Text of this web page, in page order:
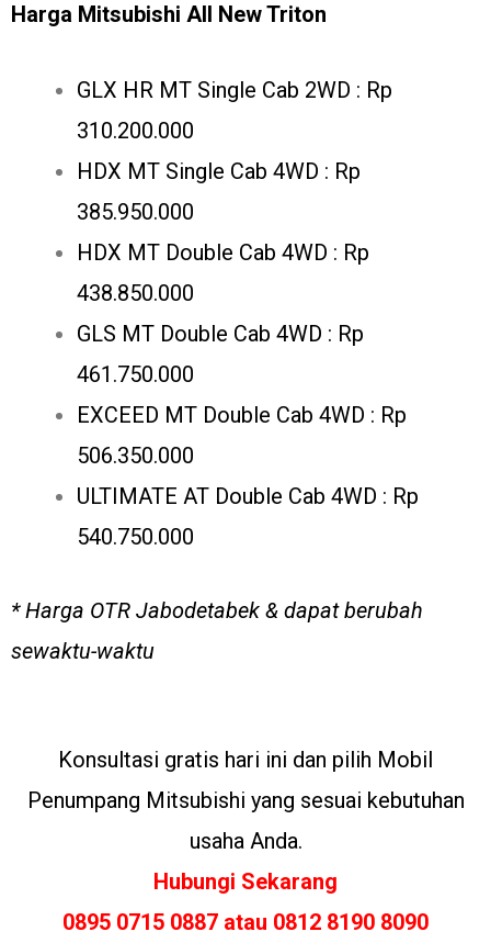
Harga Mitsubishi All New Triton
GLX HR MT Single Cab 2WD : Rp
310.200.000
HDX MT Single Cab 4WD : Rp
385.950.000
HDX MT Double Cab 4WD : Rp
438.850.000
GLS MT Double Cab 4WD : Rp
461.750.000
EXCEED MT Double Cab 4WD : Rp
506.350.000
ULTIMATE AT Double Cab 4WD : Rp
540.750.000
* Harga OTR Jabodetabek & dapat berubah
sewaktu-waktu
Konsultasi gratis hari ini dan pilih Mobil
Penumpang Mitsubishi yang sesuai kebutuhan
usaha Anda.
Hubungi Sekarang
0895 0715 0887 atau 0812 8190 8090